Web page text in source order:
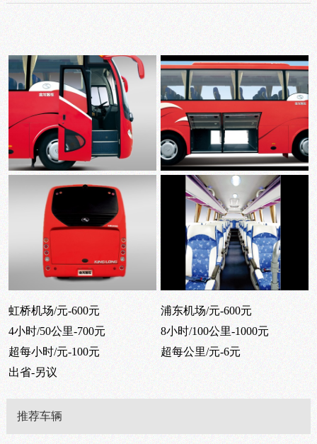
虹桥机场/元-600元
浦东机场/元-600元
4小时/50公里-700元
8小时/100公里-1000元
超每小时/元-100元
超每公里/元-6元
出省-另议
推荐车辆